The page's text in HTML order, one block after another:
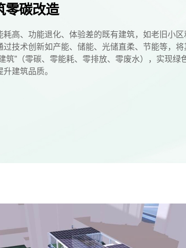
零碳改造
耗高、功能退化、体验差的既有建筑，如老旧小区
过技术创新如产能、储能、光储直柔、节能等，将
筑”（零碳、零能耗、零排放、零废水），实现绿
升建筑品质。